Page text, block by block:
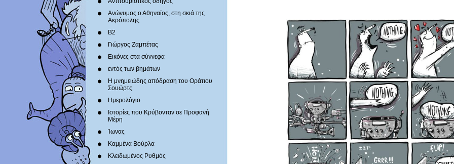
Ανώνυμος ο Αθηναίος, στη σκιά της
Ακρόπολης
Β2
Γιώργος Ζαμπέτας
Εικόνες στα σύννεφα
εντός των βημάτων
Η μνημειώδης απόδραση του Οράτιου
Σουώρτς
Ημερολόγιο
Ιστορίες που Κρύβονταν σε Προφανή
Μέρη
Ίωνας
Καμμένα Βούρλα
Κλειδωμένος Ρυθμός